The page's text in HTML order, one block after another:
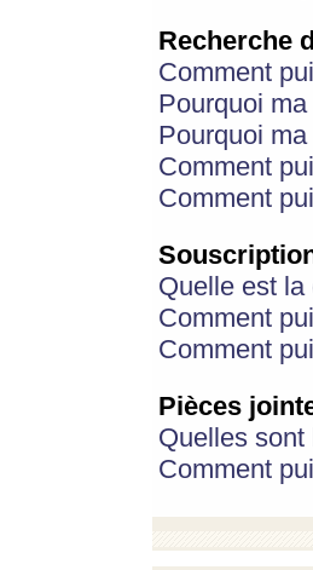
Recherche
Comment
Pourquoi
Pourquoi
Comment
Comment
Quelle est
Comment
Comment
Pièces
Quelles
Comment